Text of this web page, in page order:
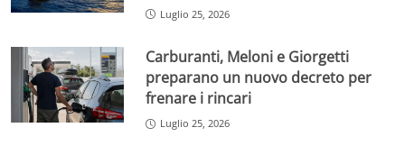
Luglio 25, 2026
Carburanti, Meloni e Giorgetti
preparano un nuovo decreto per
frenare i rincari
Luglio 25, 2026